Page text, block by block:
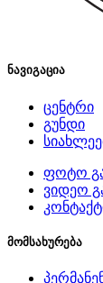
ნავიგაცია
ცენტრი
გუნდი
ფოტო
ვიდეო
მომსახურება